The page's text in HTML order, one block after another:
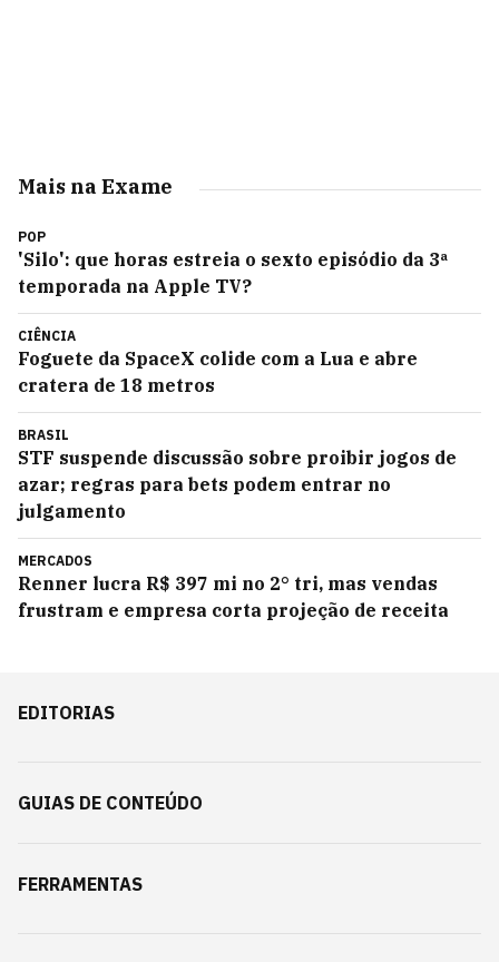
Mais na Exame
POP
'Silo': que horas estreia o sexto episódio da 3ª
temporada na Apple TV?
CIÊNCIA
Foguete da SpaceX colide com a Lua e abre
cratera de 18 metros
BRASIL
STF suspende discussão sobre proibir jogos de
azar; regras para bets podem entrar no
julgamento
MERCADOS
Renner lucra R$ 397 mi no 2° tri, mas vendas
frustram e empresa corta projeção de receita
EDITORIAS
GUIAS DE CONTEÚDO
FERRAMENTAS